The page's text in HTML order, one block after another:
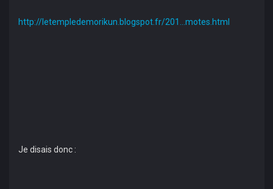
http://letempledemorikun.blogspot.fr/201...motes.html
Je disais donc :